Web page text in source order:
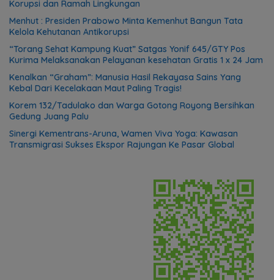
Korupsi dan Ramah Lingkungan
Menhut : Presiden Prabowo Minta Kemenhut Bangun Tata
Kelola Kehutanan Antikorupsi
“Torang Sehat Kampung Kuat” Satgas Yonif 645/GTY Pos
Kurima Melaksanakan Pelayanan kesehatan Gratis 1 x 24 Jam
Kenalkan “Graham”: Manusia Hasil Rekayasa Sains Yang
Kebal Dari Kecelakaan Maut Paling Tragis!
Korem 132/Tadulako dan Warga Gotong Royong Bersihkan
Gedung Juang Palu
Sinergi Kementrans-Aruna, Wamen Viva Yoga: Kawasan
Transmigrasi Sukses Ekspor Rajungan Ke Pasar Global